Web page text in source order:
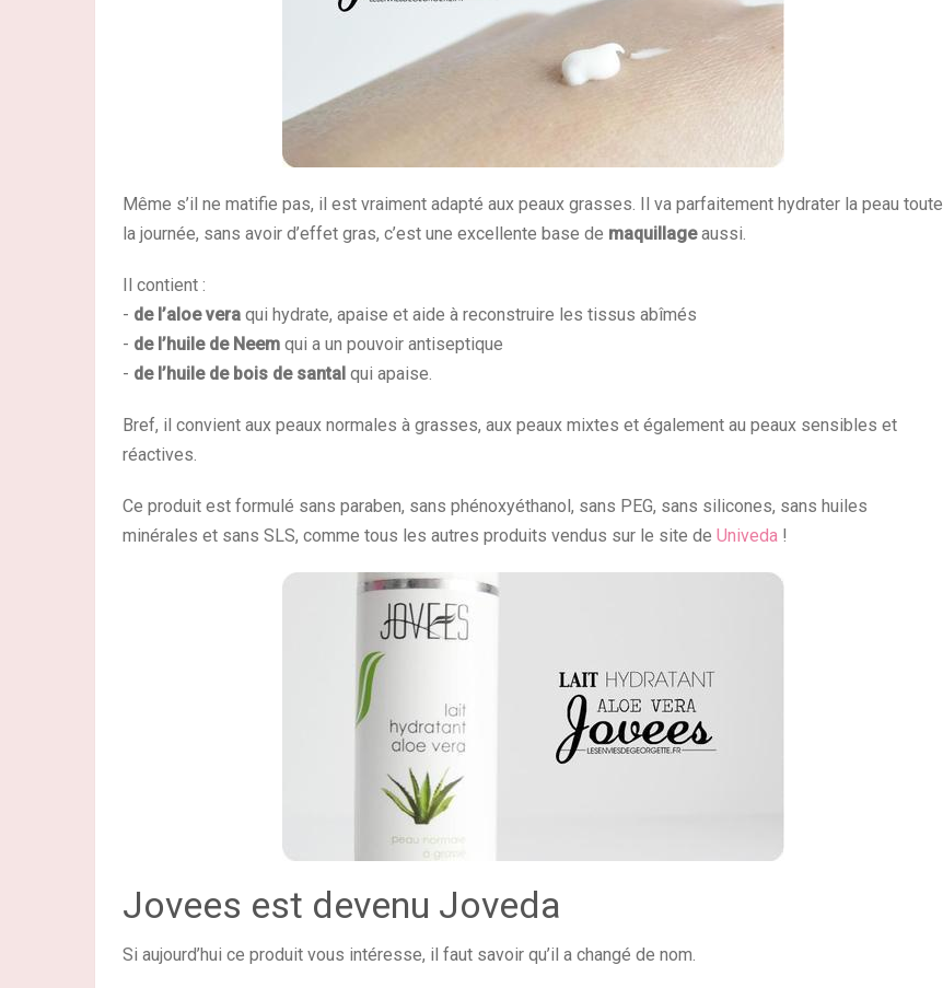
Même s’il ne matifie pas, il est vraiment adapté aux peaux grasses. Il va parfaitement hydrater la peau toute
la journée, sans avoir d’effet gras, c’est une excellente base de maquillageaussi.
Il contient :
- de l’aloe vera qui hydrate, apaise et aide à reconstruire les tissus abîmés
- de l’huile de Neem qui a un pouvoir antiseptique
- de l’huile de bois de santal qui apaise.
Bref, il convient aux peaux normales à grasses, aux peaux mixtes et également au peaux sensibles et
réactives.
Ce produit est formulé sans paraben, sans phénoxyéthanol, sans PEG, sans silicones, sans huiles
minérales et sans SLS, comme tous les autres produits vendus sur le site de Univeda !
Jovees est devenu Joveda
Si aujourd’hui ce produit vous intéresse, il faut savoir qu’il a changé de nom.